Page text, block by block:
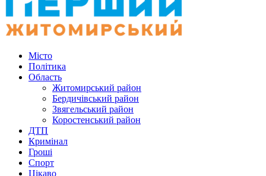
Місто
Політика
Область
Житомирський район
Бердичівський район
Звягельський район
Коростенський район
ДТП
Кримінал
Гроші
Спорт
Цікаво